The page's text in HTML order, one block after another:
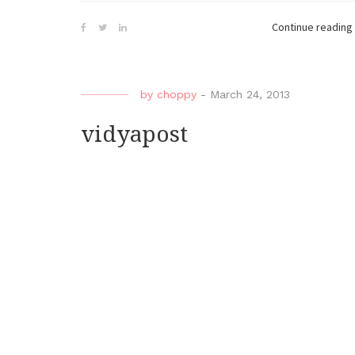
Continue reading
by choppy - March 24, 2013
vidyapost